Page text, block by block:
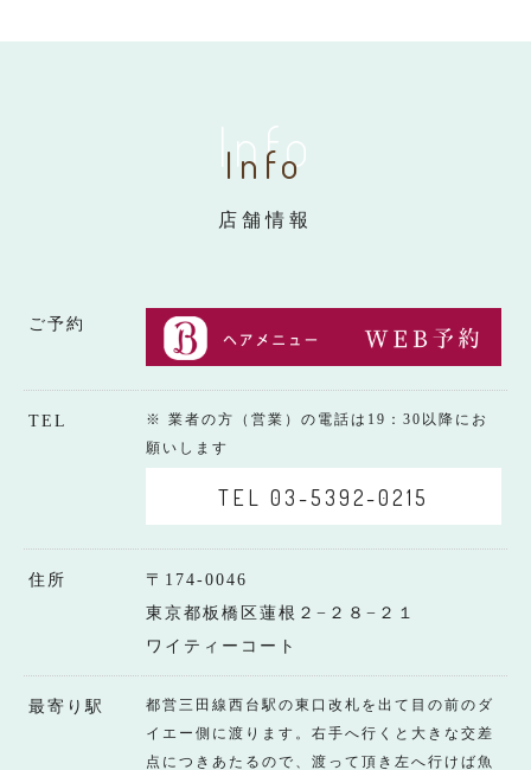
Info
Info
店舗情報
ご予約
TEL
※ 業者の方（営業）の電話は19：30以降にお
願いします
TEL 03-5392-0215
住所
〒174-0046
東京都板橋区蓮根２−２８−２１
ワイティーコート
最寄り駅
都営三田線西台駅の東口改札を出て目の前のダ
イエー側に渡ります。右手へ行くと大きな交差
点につきあたるので、渡って頂き左へ行けば魚